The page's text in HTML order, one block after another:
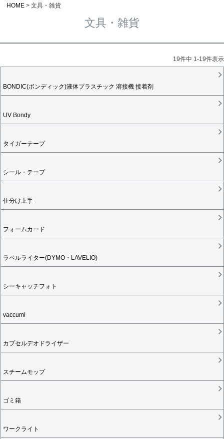
HOME 文具・雑貨
文具・雑貨
19件中 1-19件表示
BONDIC(ボンディック)液体プラスチック 溶接機 接着剤
UV Bondy
タイガーテープ
シール・テープ
仕分け上手
フォームカード
ラベルライター(DYMO・LAVELIO)
シーキャッチフォト
vaccumi
カプセルデオドライザー
スチームモップ
ゴミ箱
ワークライト